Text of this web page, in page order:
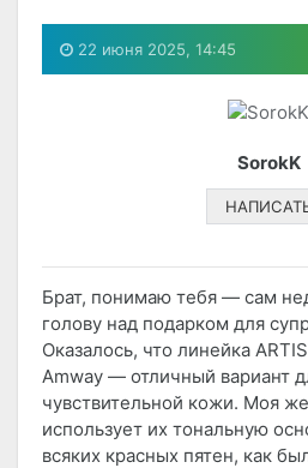
22 июня 2025, 14:45
SorokK
Брат, понимаю тебя — сам
голову над подарком для
Оказалось, что линейка
Amway — отличный вариант
чувствительной кожи. Моя
использует их тональную
всяких красных пятен, как